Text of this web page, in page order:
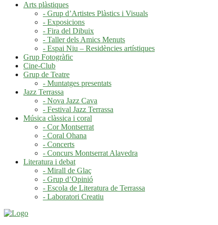
Arts plàstiques
- Grup d’Artistes Plàstics i Visuals
- Exposicions
- Fira del Dibuix
- Taller dels Amics Menuts
- Espai Niu – Residències artístiques
Grup Fotogràfic
Cine-Club
Grup de Teatre
- Muntatges presentats
Jazz Terrassa
- Nova Jazz Cava
- Festival Jazz Terrassa
Música clàssica i coral
- Cor Montserrat
- Coral Ohana
- Concerts
- Concurs Montserrat Alavedra
Literatura i debat
- Mirall de Glaç
- Grup d’Opinió
- Escola de Literatura de Terrassa
- Laboratori Creatiu